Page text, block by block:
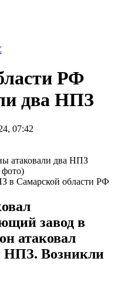
РФ
два НПЗ
07:42
фото)
в Самарской области РФ
завод в
атаковал
НПЗ. Возникли